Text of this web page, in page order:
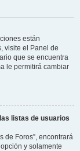
están
visite el Panel de
que se encuentra
le permitirá cambiar
listas de usuarios
de Foros”, encontrará
y solamente